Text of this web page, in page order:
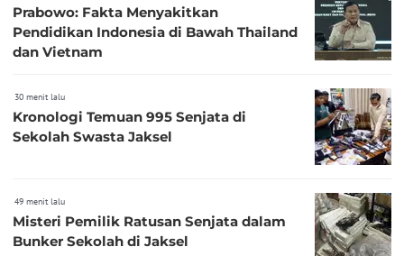
Prabowo: Fakta Menyakitkan
Pendidikan Indonesia di Bawah Thailand
dan Vietnam
30 menit lalu
Kronologi Temuan 995 Senjata di
Sekolah Swasta Jaksel
49 menit lalu
Misteri Pemilik Ratusan Senjata dalam
Bunker Sekolah di Jaksel